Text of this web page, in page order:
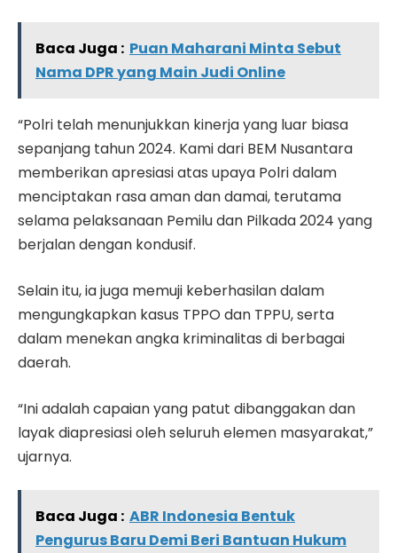
Baca Juga : Puan Maharani Minta Sebut
Nama DPR yang Main Judi Online
“Polri telah menunjukkan kinerja yang luar biasa
sepanjang tahun 2024. Kami dari BEM Nusantara
memberikan apresiasi atas upaya Polri dalam
menciptakan rasa aman dan damai, terutama
selama pelaksanaan Pemilu dan Pilkada 2024 yang
berjalan dengan kondusif.
Selain itu, ia juga memuji keberhasilan dalam
mengungkapkan kasus TPPO dan TPPU, serta
dalam menekan angka kriminalitas di berbagai
daerah.
“Ini adalah capaian yang patut dibanggakan dan
layak diapresiasi oleh seluruh elemen masyarakat,”
ujarnya.
Baca Juga : ABR Indonesia Bentuk
Pengurus Baru Demi Beri Bantuan Hukum